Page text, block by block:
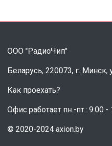
ООО "РадиоЧип"
Беларусь, 220073, г.
Как проехать?
Офис работает пн.-пт.: 9:00 -
© 2020-2024 axion.by